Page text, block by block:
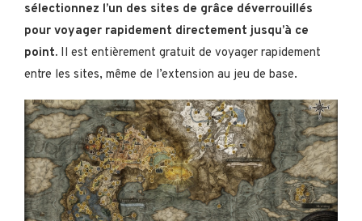
sélectionnez l’un des sites de grâce déverrouillés
pour voyager rapidement directement jusqu’à ce
point. Il est entièrement gratuit de voyager rapidement
entre les sites, même de l’extension au jeu de base.